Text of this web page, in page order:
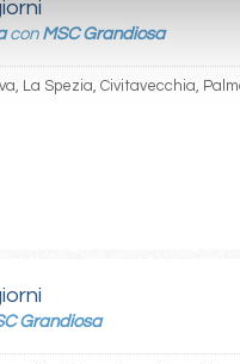
con MSC Grandiosa
La Spezia, Civitavecchia,
Grandiosa